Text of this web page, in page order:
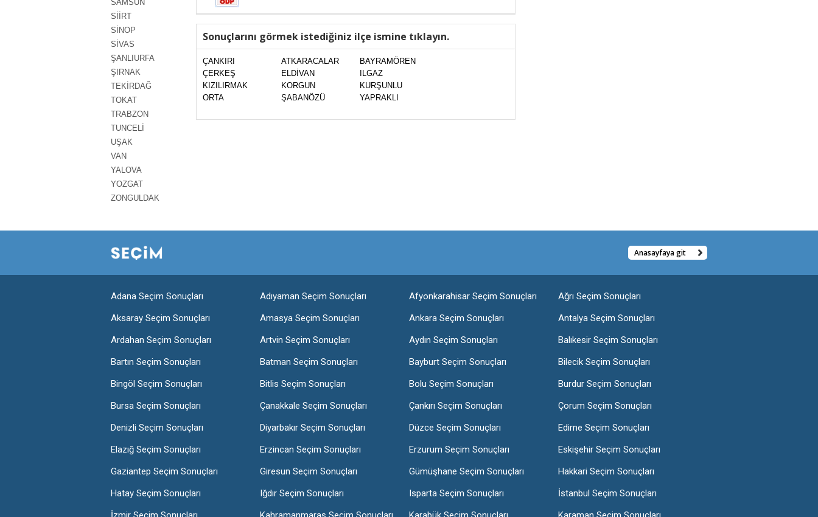
SAMSUN
SİİRT
SİNOP
SİVAS
ŞANLIURFA
ŞIRNAK
TEKİRDAĞ
TOKAT
TRABZON
TUNCELİ
UŞAK
VAN
YALOVA
YOZGAT
ZONGULDAK
Sonuçlarını görmek istediğiniz ilçe ismine tıklayın.
ÇANKIRI ATKARACALAR
BAYRAMÖREN
ÇERKEŞ
ELDİVAN
ILGAZ
KIZILIRMAK
KORGUN
KURŞUNLU
ORTA
ŞABANÖZÜ YAPRAKLI
Anasayfaya git
Adana Seçim Sonuçları Adıyaman Seçim Sonuçları Afyonkarahisar Seçim Sonuçları
Ağrı Seçim Sonuçları
Aksaray Seçim Sonuçları
Amasya Seçim Sonuçları Ankara Seçim Sonuçları
Antalya Seçim Sonuçları
Ardahan Seçim Sonuçları
Artvin Seçim Sonuçları Aydın Seçim Sonuçları
Balıkesir Seçim Sonuçları
Bartın Seçim Sonuçları
Batman Seçim Sonuçları Bayburt Seçim Sonuçları
Bilecik Seçim Sonuçları
Bingöl Seçim Sonuçları
Bitlis Seçim Sonuçları Bolu Seçim Sonuçları
Burdur Seçim Sonuçları
Bursa Seçim Sonuçları
Çanakkale Seçim Sonuçları Çankırı Seçim Sonuçları
Çorum Seçim Sonuçları
Denizli Seçim Sonuçları
Diyarbakır Seçim Sonuçları Düzce Seçim Sonuçları
Edirne Seçim Sonuçları
Elazığ Seçim Sonuçları
Erzincan Seçim Sonuçları Erzurum Seçim Sonuçları
Eskişehir Seçim Sonuçları
Gaziantep Seçim Sonuçları
Giresun Seçim Sonuçları Gümüşhane Seçim Sonuçları
Hakkari Seçim Sonuçları
Hatay Seçim Sonuçları
Iğdır Seçim Sonuçları Isparta Seçim Sonuçları
İstanbul Seçim Sonuçları